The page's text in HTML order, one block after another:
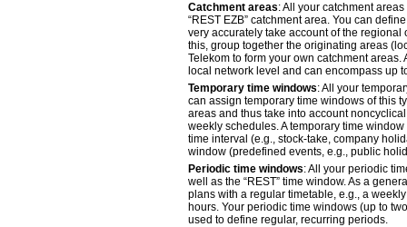
Catchment areas: All your catchment
“REST EZB” catchment area. You can
very accurately take account of the regional
this, group together the originating areas
Telekom to form your own catchment areas.
local network level and can encompass up
Temporary time windows: All your
can assign temporary time windows of this
areas and thus take into account
weekly schedules. A temporary time
time interval (e.g., stock-take, company
window (predefined events, e.g., public
Periodic time windows: All your periodic
well as the “REST” time window. As a
plans with a regular timetable, e.g., a
hours. Your periodic time windows (up to
used to define regular, recurring periods.